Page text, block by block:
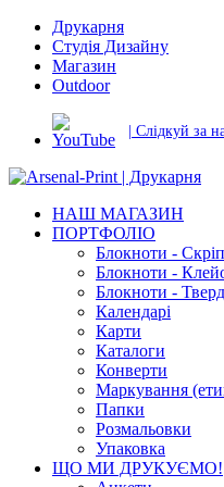
Друкарня
Студія Дизайну
Магазин
Outdoor
| Слідкуй за
НАШ МАГАЗИН
ПОРТФОЛІО
Блокноти -
Блокноти -
Блокноти -
Календарі
Карти
Каталоги
Конверти
Маркування
Папки
Розмальовки
Упаковка
ЩО МИ ДРУКУЄМО!